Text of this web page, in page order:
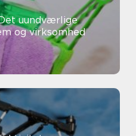
uundværlige
og virksomhed